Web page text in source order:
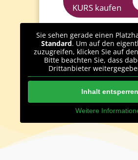
KURS kaufen
Sie sehen gerade einen
Standard. Um auf den
zuzugreifen, klicken Sie auf
Bitte beachten Sie, dass
Drittanbieter
Inhalt entsperren
Weitere